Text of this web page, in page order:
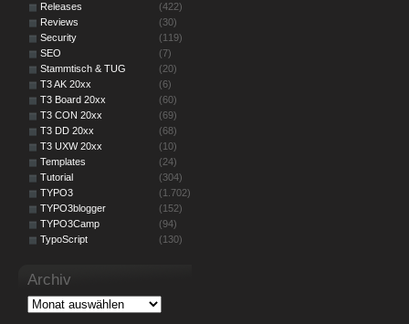
Releases
(422)
Reviews
(30)
Security
(119)
SEO
(7)
Stammtisch & TUG
(20)
T3 AK 20xx
(6)
T3 Board 20xx
(60)
T3 CON 20xx
(69)
T3 DD 20xx
(68)
T3 UXW 20xx
(10)
Templates
(24)
Tutorial
(304)
TYPO3
(1.702)
TYPO3blogger
(152)
TYPO3Camp
(94)
TypoScript
(130)
Archiv